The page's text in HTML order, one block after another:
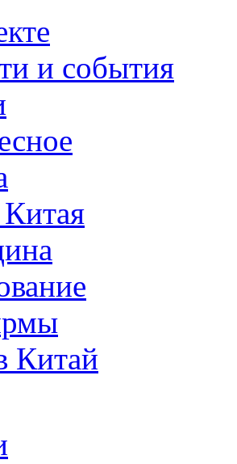
и события
Китай